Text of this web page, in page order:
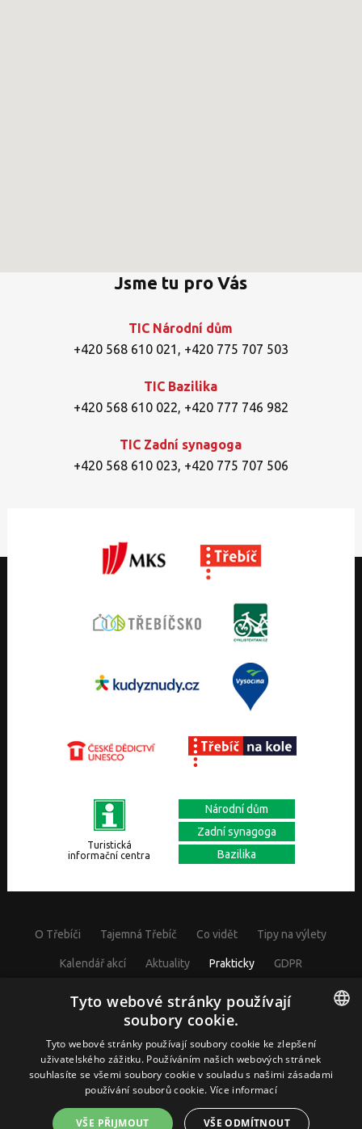
Jsme tu pro Vás
TIC Národní dům
+420 568 610 021 , +420 775 707 503
TIC Bazilika
+420 568 610 022, +420 777 746 982
TIC Zadní synagoga
+420 568 610 023, +420 775 707 506
Turistická
informační centra
Národní dům
Zadní synagoga
Bazilika
O Třebíči Tajemná Třebíč Co vidět Tipy na výlety
Kalendář akcí Aktuality Prakticky GDPR
© Visit Třebíč 2017
Město Třebíč, Karlovo nám. 104/55, 67401 Třebíč, IČ: 00290629
CZECH
GERMAN
ENGLISH
Tyto webové stránky používají
soubory cookie.
Tyto webové stránky používají soubory cookie ke zlepšení
uživatelského zážitku. Používáním našich webových stránek
souhlasíte se všemi soubory cookie v souladu s našimi zásadami
používání souborů cookie. Více informací
VŠE PŘIJMOUT VŠE ODMÍTNOUT